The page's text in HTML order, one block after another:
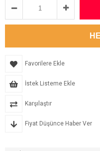
Favorilere Ekle
İstek Listeme Ekle
Karşılaştır
Fiyat Düşünce Haber Ver